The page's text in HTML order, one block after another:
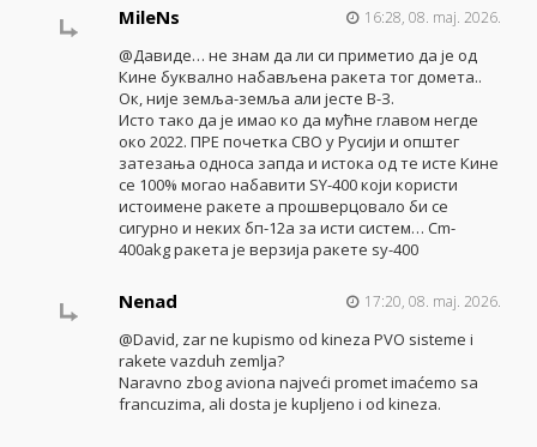
MileNs 16:28, 08. maj. 2026.
@Давиде… не знам да ли си приметио да је од
Кине буквално набављена ракета тог домета..
Ок, није земља-земља али јесте В-З.
Исто тако да је имао ко да мућне главом негде
око 2022. ПРЕ почетка СВО у Русији и општег
затезања односа запда и истока од те исте Кине
се 100% могао набавити SY-400 који користи
истоимене ракете а прошверцовало би се
сигурно и неких бп-12а за исти систем… Cm-
400akg ракета је верзија ракете sy-400
Nenad 17:20, 08. maj. 2026.
@David, zar ne kupismo od kineza PVO sisteme i
rakete vazduh zemlja?
Naravno zbog aviona najveći promet imaćemo sa
francuzima, ali dosta je kupljeno i od kineza.